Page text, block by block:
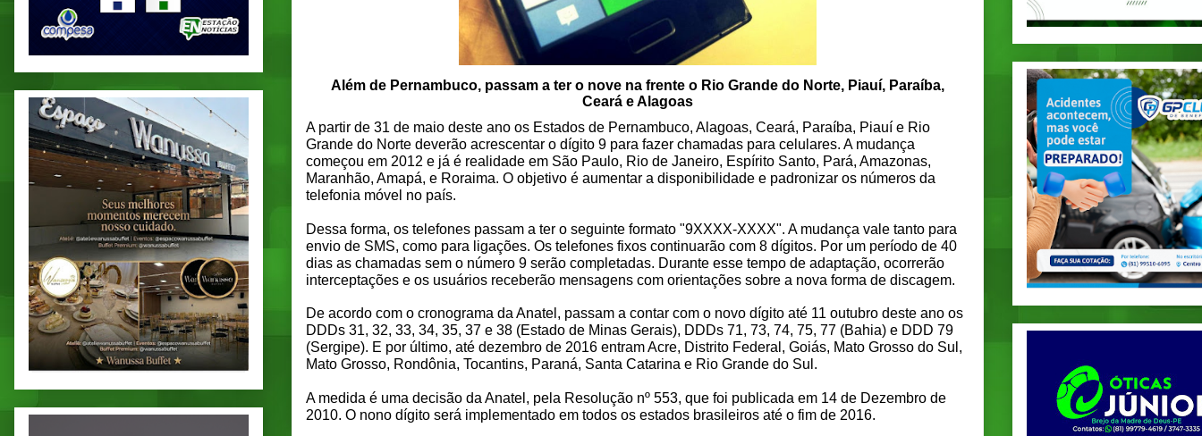
Além de Pernambuco, passam a ter o nove na frente o Rio Grande do Norte, Piauí, Paraíba,
Ceará e Alagoas
A partir de 31 de maio deste ano os Estados de Pernambuco, Alagoas, Ceará, Paraíba, Piauí e Rio
Grande do Norte deverão acrescentar o dígito 9 para fazer chamadas para celulares. A mudança
começou em 2012 e já é realidade em São Paulo, Rio de Janeiro, Espírito Santo, Pará, Amazonas,
Maranhão, Amapá, e Roraima. O objetivo é aumentar a disponibilidade e padronizar os números da
telefonia móvel no país.
Dessa forma, os telefones passam a ter o seguinte formato "9XXXX-XXXX". A mudança vale tanto para
envio de SMS, como para ligações. Os telefones fixos continuarão com 8 dígitos. Por um período de 40
dias as chamadas sem o número 9 serão completadas. Durante esse tempo de adaptação, ocorrerão
interceptações e os usuários receberão mensagens com orientações sobre a nova forma de discagem.
De acordo com o cronograma da Anatel, passam a contar com o novo dígito até 11 outubro deste ano os
DDDs 31, 32, 33, 34, 35, 37 e 38 (Estado de Minas Gerais), DDDs 71, 73, 74, 75, 77 (Bahia) e DDD 79
(Sergipe). E por último, até dezembro de 2016 entram Acre, Distrito Federal, Goiás, Mato Grosso do Sul,
Mato Grosso, Rondônia, Tocantins, Paraná, Santa Catarina e Rio Grande do Sul.
A medida é uma decisão da Anatel, pela Resolução nº 553, que foi publicada em 14 de Dezembro de
2010. O nono dígito será implementado em todos os estados brasileiros até o fim de 2016.